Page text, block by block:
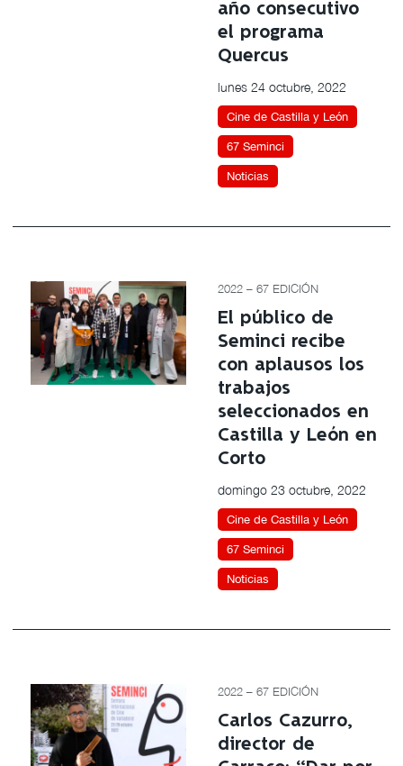
año consecutivo
el programa
Quercus
lunes 24 octubre, 2022
Cine de Castilla y León
67 Seminci
Noticias
2022 – 67 EDICIÓN
El público de
Seminci recibe
con aplausos los
trabajos
seleccionados en
Castilla y León en
Corto
domingo 23 octubre, 2022
Cine de Castilla y León
67 Seminci
Noticias
2022 – 67 EDICIÓN
Carlos Cazurro,
director de